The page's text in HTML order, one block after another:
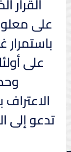
على
باستمرار
على
تدعو إلى